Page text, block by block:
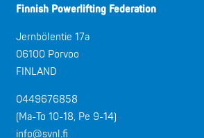
Finnish Powerlifting Federation
Jernbölentie 17a
06100 Porvoo
FINLAND
0449676858
(Ma-To 10-18, Pe 9-14)
info@svnl.fi